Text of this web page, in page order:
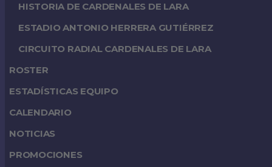
HISTORIA DE CARDENALES DE LARA
ESTADIO ANTONIO HERRERA GUTIÉRREZ
CIRCUITO RADIAL CARDENALES DE LARA
ROSTER
ESTADÍSTICAS EQUIPO
CALENDARIO
NOTICIAS
PROMOCIONES